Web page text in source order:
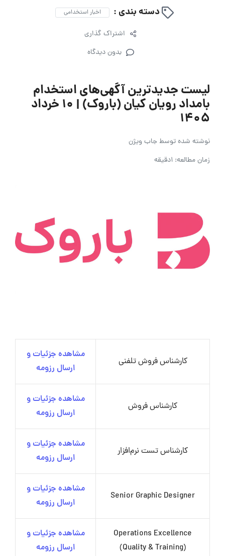
دسته بندی : اخبار استخدامی
اشتراک گذاری
بدون دیدگاه
لیست جدیدترین آگهی‌های استخدام
بامداد رویان کیان (باروک) | ۱۰ خرداد
۱۴۰۵
نوشته شده توسطجاب ویژن
زمان مطالعه: 1دقیقه
کارشناس فروش تلفنی
مشاهده جزئیات و
ارسال رزومه
کارشناس فروش
مشاهده جزئیات و
ارسال رزومه
کارشناس تست نرم‌افزار
مشاهده جزئیات و
ارسال رزومه
Senior Graphic Designer
مشاهده جزئیات و
ارسال رزومه
Operations Excellence
(Quality & Training)
مشاهده جزئیات و
ارسال رزومه